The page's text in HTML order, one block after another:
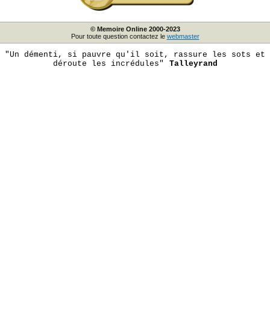
© Memoire Online 2000-2023
Pour toute question contactez le webmaster
"Un démenti, si pauvre qu'il soit, rassure les sots et
déroute les incrédules"
Talleyrand